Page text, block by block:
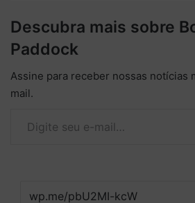
Descubra mais sobre
Paddock
Assine para receber nossas notícias
mail.